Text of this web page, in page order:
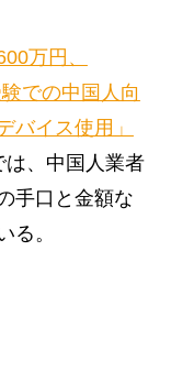
万円、
での中国人向
イス使用」
は、中国人業者
手口と金額な
る。